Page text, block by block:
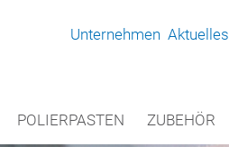
Unternehmen Aktuelles
POLIERPASTEN ZUBEHÖR